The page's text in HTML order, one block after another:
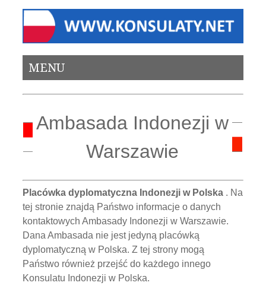
MENU
Ambasada Indonezji w
Warszawie
Placówka dyplomatyczna Indonezji w Polska . Na
tej stronie znajdą Państwo informacje o danych
kontaktowych Ambasady Indonezji w Warszawie.
Dana Ambasada nie jest jedyną placówką
dyplomatyczną w Polska. Z tej strony mogą
Państwo również przejść do każdego innego
Konsulatu Indonezji w Polska.